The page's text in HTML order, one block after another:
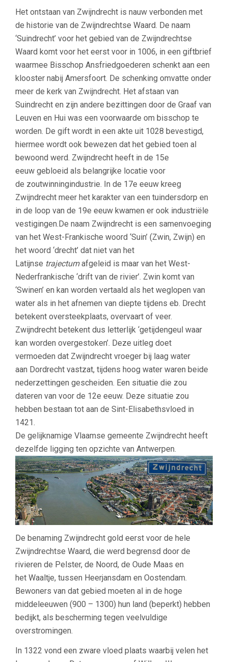
Het ontstaan van Zwijndrecht is nauw verbonden met
de historie van de Zwijndrechtse Waard. De naam
‘Suindrecht’ voor het gebied van de Zwijndrechtse
Waard komt voor het eerst voor in 1006, in een giftbrief
waarmee Bisschop Ansfriedgoederen schenkt aan een
klooster nabij Amersfoort. De schenking omvatte onder
meer de kerk van Zwijndrecht. Het afstaan van
Suindrecht en zijn andere bezittingen door de Graaf van
Leuven en Hui was een voorwaarde om bisschop te
worden. De gift wordt in een akte uit 1028 bevestigd,
hiermee wordt ook bewezen dat het gebied toen al
bewoond werd. Zwijndrecht heeft in de 15e
eeuw gebloeid als belangrijke locatie voor
de zoutwinningindustrie. In de 17e eeuw kreeg
Zwijndrecht meer het karakter van een tuindersdorp en
in de loop van de 19e eeuw kwamen er ook industriële
vestigingen.De naam Zwijndrecht is een samenvoeging
van het West-Frankische woord ‘Suin’ (Zwin, Zwijn) en
het woord ‘drecht’ dat niet van het
Latijnse trajectumafgeleid is maar van het West-
Nederfrankische ‘drift van de rivier’. Zwin komt van
‘Swinen’ en kan worden vertaald als het weglopen van
water als in het afnemen van diepte tijdens eb. Drecht
betekent oversteekplaats, overvaart of veer.
Zwijndrecht betekent dus letterlijk ‘getijdengeul waar
kan worden overgestoken’. Deze uitleg doet
vermoeden dat Zwijndrecht vroeger bij laag water
aan Dordrecht vastzat, tijdens hoog water waren beide
nederzettingen gescheiden. Een situatie die zou
dateren van voor de 12e eeuw. Deze situatie zou
hebben bestaan tot aan de Sint-Elisabethsvloed in
1421.
De gelijknamige Vlaamse gemeente Zwijndrecht heeft
dezelfde ligging ten opzichte van Antwerpen.
De benaming Zwijndrecht gold eerst voor de hele
Zwijndrechtse Waard, die werd begrensd door de
rivieren de Pelster, de Noord, de Oude Maas en
het Waaltje, tussen Heerjansdam en Oostendam.
Bewoners van dat gebied moeten al in de hoge
middeleeuwen (900 – 1300) hun land (beperkt) hebben
bedijkt, als bescherming tegen veelvuldige
overstromingen.
In 1322 vond een zware vloed plaats waarbij velen het